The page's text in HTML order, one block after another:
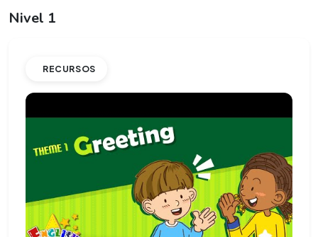
Nivel 1
RECURSOS